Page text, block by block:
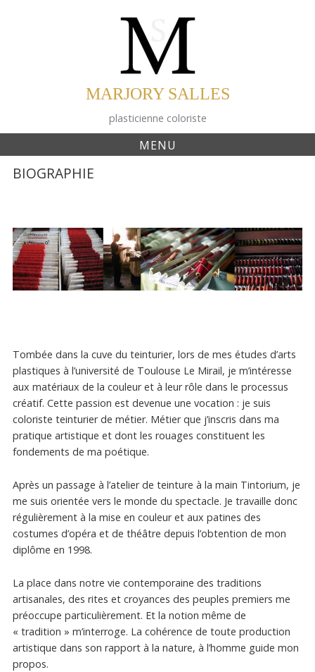
MARJORY SALLES
plasticienne coloriste
MENU
BIOGRAPHIE
Tombée dans la cuve du teinturier, lors de mes études d’arts
plastiques à l’université de Toulouse Le Mirail, je m’intéresse
aux matériaux de la couleur et à leur rôle dans le processus
créatif. Cette passion est devenue une vocation : je suis
coloriste teinturier de métier. Métier que j’inscris dans ma
pratique artistique et dont les rouages constituent les
fondements de ma poétique.
Après un passage à l’atelier de teinture à la main Tintorium, je
me suis orientée vers le monde du spectacle. Je travaille donc
régulièrement à la mise en couleur et aux patines des
costumes d’opéra et de théâtre depuis l’obtention de mon
diplôme en 1998.
La place dans notre vie contemporaine des traditions
artisanales, des rites et croyances des peuples premiers me
préoccupe particulièrement. Et la notion même de
« tradition » m’interroge. La cohérence de toute production
artistique dans son rapport à la nature, à l’homme guide mon
propos.